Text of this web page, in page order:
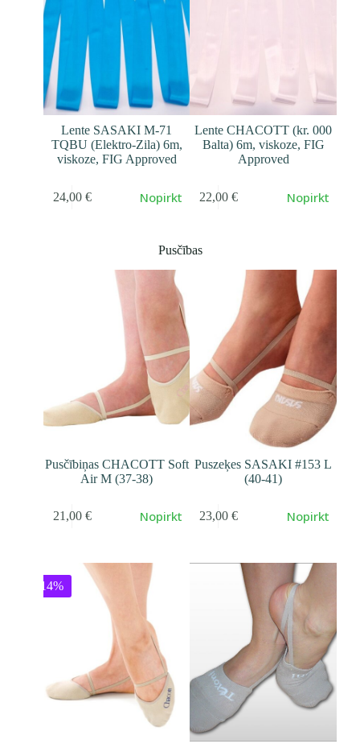
Lente SASAKI M-71
TQBU (Elektro-Zila) 6m,
viskoze, FIG Approved
24,00 € Nopirkt
Lente CHACOTT (kr. 000
Balta) 6m, viskoze, FIG
Approved
22,00 € Nopirkt
Pusčības
Pusčībiņas CHACOTT Soft
Air M (37-38)
21,00 € Nopirkt
Puszeķes SASAKI #153 L
(40-41)
23,00 € Nopirkt
-14%